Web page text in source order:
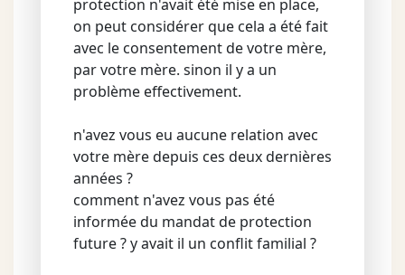
protection n'avait été mise en place,
on peut considérer que cela a été fait
avec le consentement de votre mère,
par votre mère. sinon il y a un
problème effectivement.
n'avez vous eu aucune relation avec
votre mère depuis ces deux dernières
années ?
comment n'avez vous pas été
informée du mandat de protection
future ? y avait il un conflit familial ?